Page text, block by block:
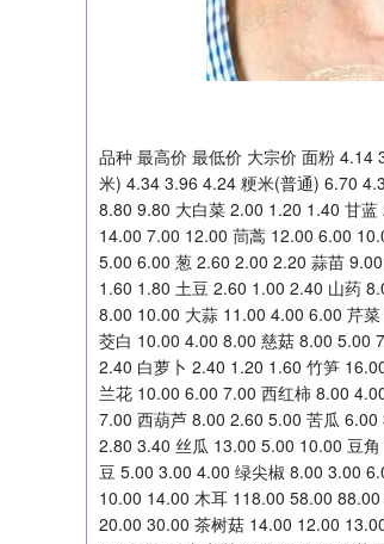
品种 最高价 最低价 大宗价 面粉 4.14 3.32 3.64 玉米 5.40 2.40 2.80 特一粉 4.14 3.64 3.84 特二粉 3.54 3.32 3.42 籼米(晚籼米) 4.34 3.96 4.24 粳米(普通) 6.70 4.36 5.16 糯米 5.20 4.70 5.00 大豆 7.20 4.60 5.60 绿豆 10.20 8.40 8.80 红小豆 11.20 8.80 9.80 大白菜 2.00 1.20 1.40 甘蓝 2.00 1.20 1.40 油菜 6.00 3.00 5.00 小白菜 5.00 2.00 4.00 生菜 6.00 3.00 5.00 菠菜 14.00 7.00 12.00 茼蒿 12.00 6.00 10.00 香菜 15.00 11.00 13.00 油麦菜 6.00 4.00 5.00 空心菜 10.00 7.00 9.00 韭菜 7.00 5.00 6.00 葱 2.60 2.00 2.20 蒜苗 9.00 3.40 5.00 洋白菜 2.00 1.20 1.40 小葱 7.00 6.00 6.50 萝卜 2.40 1.20 1.60 胡萝卜 2.20 1.60 1.80 土豆 2.60 1.00 2.40 山
1.02% 深证成指